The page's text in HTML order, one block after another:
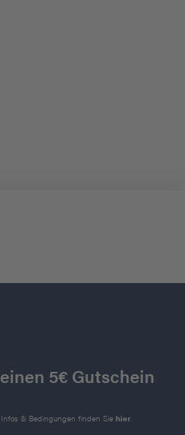
5€ Gutschein
& Bedingungen finden Sie hier.